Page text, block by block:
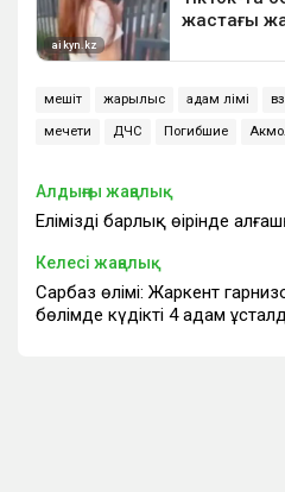
мешіт жарылыс адам өлімі
мечети ДЧС Погибшие
Алдыңғы жаңалық
Еліміздің барлық өңірінде
Келесі жаңалық
Сарбаз өлімі: Жаркент
бөлімде күдікті 4 адам